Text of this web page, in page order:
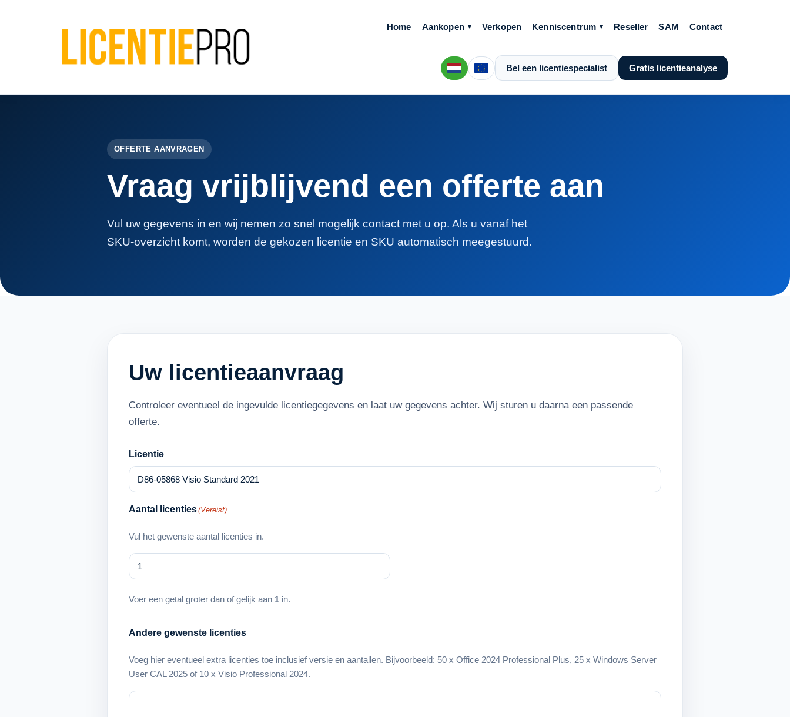
Home Aankopen Verkopen Kenniscentrum Reseller SAM Contact
Bel een licentiespecialist Gratis licentieanalyse
OFFERTE AANVRAGEN
Vraag vrijblijvend een offerte aan
Vul uw gegevens in en wij nemen zo snel mogelijk contact met u op. Als u vanaf het
SKU-overzicht komt, worden de gekozen licentie en SKU automatisch meegestuurd.
Uw licentieaanvraag
Controleer eventueel de ingevulde licentiegegevens en laat uw gegevens achter. Wij sturen u daarna een passende
offerte.
Licentie
Aantal licenties(Vereist)
Vul het gewenste aantal licenties in.
Voer een getal groter dan of gelijk aan 1 in.
Andere gewenste licenties
Voeg hier eventueel extra licenties toe inclusief versie en aantallen. Bijvoorbeeld: 50 x Office 2024 Professional Plus, 25 x Windows Server
User CAL 2025 of 10 x Visio Professional 2024.